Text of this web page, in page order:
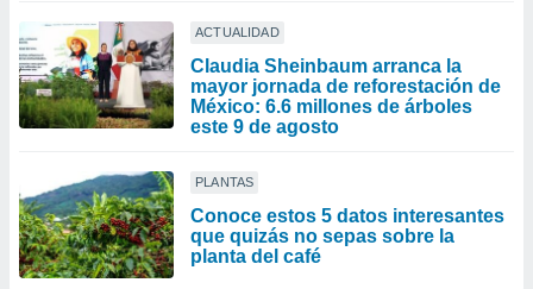
ACTUALIDAD
Claudia Sheinbaum arranca la
mayor jornada de reforestación de
México: 6.6 millones de árboles
este 9 de agosto
PLANTAS
Conoce estos 5 datos interesantes
que quizás no sepas sobre la
planta del café